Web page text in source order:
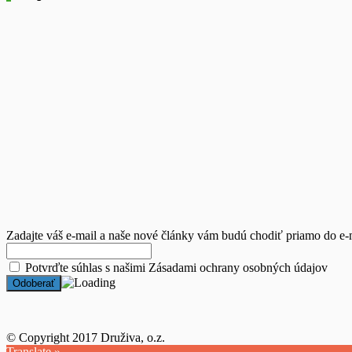
Zadajte váš e-mail a naše nové články vám budú chodiť priamo do e-
Potvrďte súhlas s našimi Zásadami ochrany osobných údajov
© Copyright 2017 Druživa, o.z.